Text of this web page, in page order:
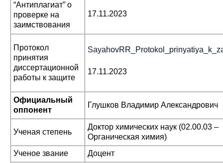
“Антиплагиат” о
проверке на
заимствования
17.11.2023
Протокол
принятия
диссертационной
работы к защите
17.11.2023
Официальный
оппонент
Глушков Владимир Александрович
Ученая степень
Доктор химических наук (02.00.03 –
Органическая химия)
Ученое звание
Доцент